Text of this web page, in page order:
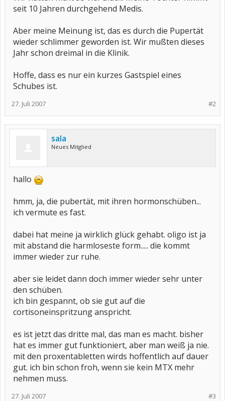
seit 10 Jahren durchgehend Medis.
Aber meine Meinung ist, das es durch die Pupertät
wieder schlimmer geworden ist. Wir mußten dieses
Jahr schon dreimal in die Klinik.
Hoffe, dass es nur ein kurzes Gastspiel eines
Schubes ist.
#2
27. Juli 2007
sala
Neues Mitglied
hallo
hmm, ja, die pubertät, mit ihren hormonschüben...
ich vermute es fast.
dabei hat meine ja wirklich glück gehabt. oligo ist ja
mit abstand die harmloseste form..... die kommt
immer wieder zur ruhe.
aber sie leidet dann doch immer wieder sehr unter
den schüben.
ich bin gespannt, ob sie gut auf die
cortisoneinspritzung anspricht.
es ist jetzt das dritte mal, das man es macht. bisher
hat es immer gut funktioniert, aber man weiß ja nie.
mit den proxentabletten wirds hoffentlich auf dauer
gut. ich bin schon froh, wenn sie kein MTX mehr
nehmen muss.
#3
27. Juli 2007